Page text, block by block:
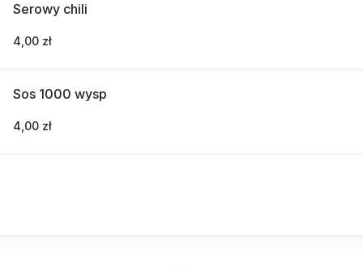
Serowy chili
4,00 zł
Sos 1000 wysp
4,00 zł